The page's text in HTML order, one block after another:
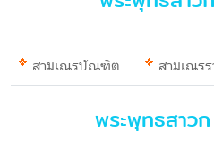
สามเณรบัณฑิต สามเณร
พระพุทธสาว